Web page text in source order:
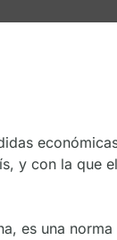
y con la que
es una